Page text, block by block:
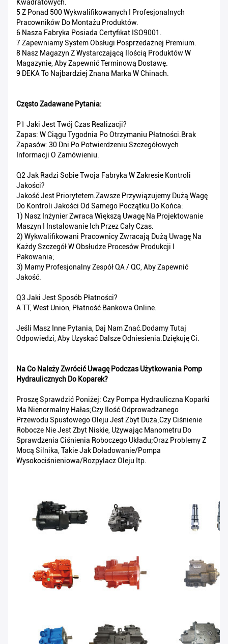
Kwadratowych.
5 Z Ponad 500 Wykwalifikowanych I Profesjonalnych
Pracowników Do Montażu Produktów.
6 Nasza Fabryka Posiada Certyfikat ISO9001.
7 Zapewniamy System Obsługi Posprzedażnej Premium.
8 Nasz Magazyn Z Wystarczającą Ilością Produktów W
Magazynie, Aby Zapewnić Terminową Dostawę.
9 DEKA To Najbardziej Znana Marka W Chinach.
Często Zadawane Pytania:
P1 Jaki Jest Twój Czas Realizacji?
Zapas: W Ciągu Tygodnia Po Otrzymaniu Płatności.Brak
Zapasów: 30 Dni Po Potwierdzeniu Szczegółowych
Informacji O Zamówieniu.
Q2 Jak Radzi Sobie Twoja Fabryka W Zakresie Kontroli
Jakości?
Jakość Jest Priorytetem.Zawsze Przywiązujemy Dużą Wagę
Do Kontroli Jakości Od Samego Początku Do Końca:
1) Nasz Inżynier Zwraca Większą Uwagę Na Projektowanie
Maszyn I Instalowanie Ich Przez Cały Czas.
2) Wykwalifikowani Pracownicy Zwracają Dużą Uwagę Na
Każdy Szczegół W Obsłudze Procesów Produkcji I
Pakowania;
3) Mamy Profesjonalny Zespół QA / QC, Aby Zapewnić
Jakość.
Q3 Jaki Jest Sposób Płatności?
A TT, West Union, Płatność Bankowa Online.
Jeśli Masz Inne Pytania, Daj Nam Znać.Dodamy Tutaj
Odpowiedzi, Aby Uzyskać Dalsze Odniesienia.Dziękuję Ci.
Na Co Należy Zwrócić Uwagę Podczas Użytkowania Pomp
Hydraulicznych Do Koparek?
Proszę Sprawdzić Poniżej: Czy Pompa Hydrauliczna Koparki
Ma Nienormalny Hałas;czy Ilość Odprowadzanego
Przewodu Spustowego Oleju Jest Zbyt Duża;czy Ciśnienie
Robocze Nie Jest Zbyt Niskie, Używając Manometru Do
Sprawdzenia Ciśnienia Roboczego Układu;oraz Problemy Z
Mocą Silnika, Takie Jak Doładowanie/pompa
Wysokociśnieniowa/rozpylacz Oleju Itp.